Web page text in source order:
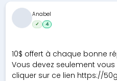
10$ offert à chaque bonne
Vous devez seulement vous
cliquer sur ce lien https://
Anabel
✓ 4